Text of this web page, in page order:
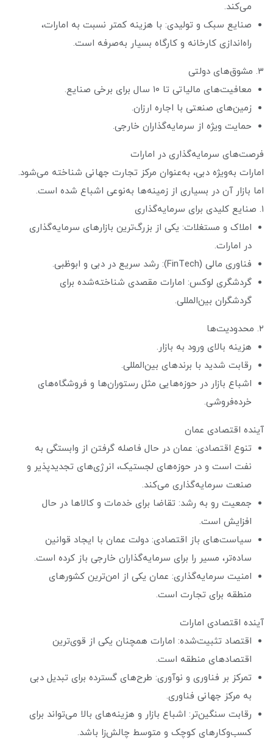
می‌کند.
صنایع سبک و تولیدی: با هزینه کمتر نسبت به امارات،
راه‌اندازی کارخانه و کارگاه بسیار به‌صرفه است.
۳. مشوق‌های دولتی
معافیت‌های مالیاتی تا ۱۰ سال برای برخی صنایع.
زمین‌های صنعتی با اجاره ارزان.
حمایت ویژه از سرمایه‌گذاران خارجی.
فرصت‌های سرمایه‌گذاری در امارات
امارات به‌ویژه دبی، به‌عنوان مرکز تجارت جهانی شناخته می‌شود.
اما بازار آن در بسیاری از زمینه‌ها به‌نوعی اشباع شده است.
۱. صنایع کلیدی برای سرمایه‌گذاری
املاک و مستغلات: یکی از بزرگ‌ترین بازارهای سرمایه‌گذاری
در امارات.
فناوری مالی (FinTech): رشد سریع در دبی و ابوظبی.
گردشگری لوکس: امارات مقصدی شناخته‌شده برای
گردشگران بین‌المللی.
۲. محدودیت‌ها
هزینه بالای ورود به بازار.
رقابت شدید با برندهای بین‌المللی.
اشباع بازار در حوزه‌هایی مثل رستوران‌ها و فروشگاه‌های
خرده‌فروشی.
آینده اقتصادی عمان
تنوع اقتصادی: عمان در حال فاصله گرفتن از وابستگی به
نفت است و در حوزه‌های لجستیک، انرژی‌های تجدیدپذیر و
صنعت سرمایه‌گذاری می‌کند.
جمعیت رو به رشد: تقاضا برای خدمات و کالاها در حال
افزایش است.
سیاست‌های باز اقتصادی: دولت عمان با ایجاد قوانین
ساده‌تر، مسیر را برای سرمایه‌گذاران خارجی باز کرده است.
امنیت سرمایه‌گذاری: عمان یکی از امن‌ترین کشورهای
منطقه برای تجارت است.
آینده اقتصادی امارات
اقتصاد تثبیت‌شده: امارات همچنان یکی از قوی‌ترین
اقتصادهای منطقه است.
تمرکز بر فناوری و نوآوری: طرح‌های گسترده برای تبدیل دبی
به مرکز جهانی فناوری.
رقابت سنگین‌تر: اشباع بازار و هزینه‌های بالا می‌تواند برای
کسب‌وکارهای کوچک و متوسط چالش‌زا باشد.